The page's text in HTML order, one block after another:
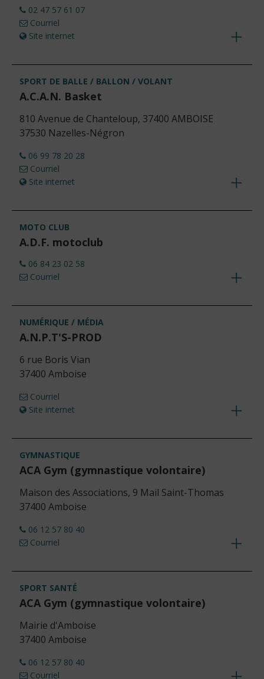
02 47 57 61 07
Courriel
Site internet
les
détails
SPORT DE BALLE / BALLON / VOLANT
A.C.A.N. Basket
810 Avenue de Chanteloup, 37400 AMBOISE
37530 Nazelles-Négron
06 99 78 20 28
Courriel
Site internet
les
détails
MOTO CLUB
A.D.F. motoclub
06 84 23 02 58
Courriel
les
détails
NUMÉRIQUE / MÉDIA
A.N.P.T'S-PROD
6 rue Boris Vian
37400 Amboise
Courriel
Site internet
les
détails
GYMNASTIQUE
ACA Gym (gymnastique volontaire)
Maison des Associations, 9 Mail Saint-Thomas
37400 Amboise
06 12 57 80 40
Courriel
les
détails
SPORT SANTÉ
ACA Gym (gymnastique volontaire)
Mairie d'Amboise
37400 Amboise
06 12 57 80 40
Courriel